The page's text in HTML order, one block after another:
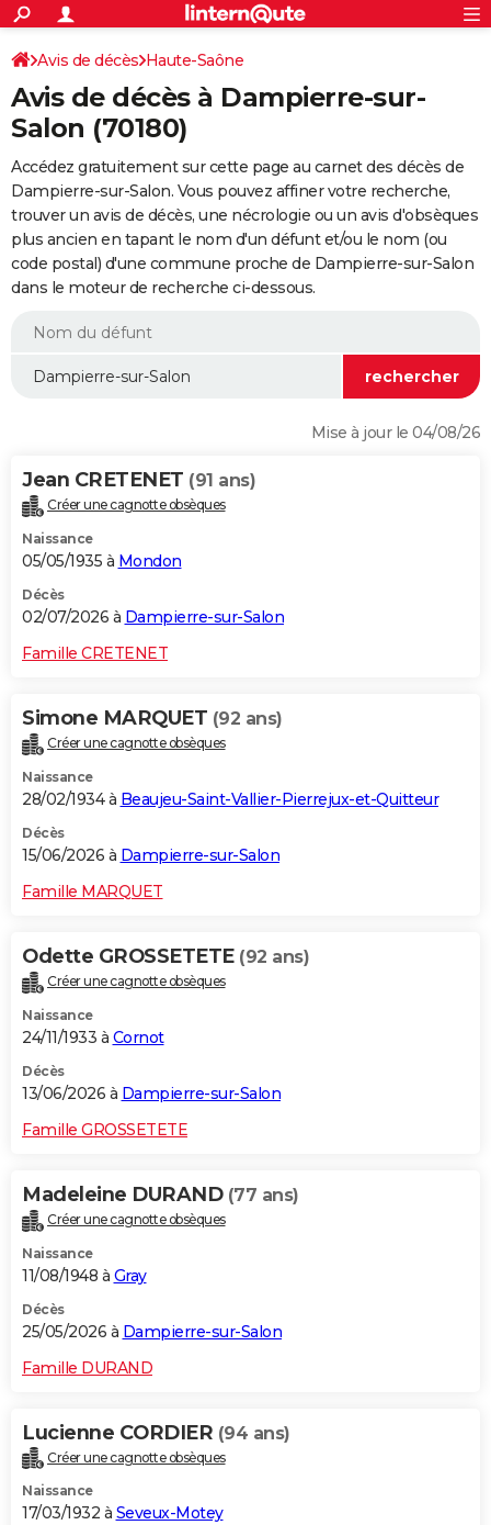
ACTUALITÉS
Politique
Société
Faits Divers
Education
Monde
Villes
+
SPORT
Coupe du monde 2026
Football
Tennis
Cyclisme
Rugby
Forum
CULTURE
FINANCE
Retraite
Impôts
Epargne
Immobilier
Risques naturels par ville
Banque
Assurance
Crédit
AUTO
Essais
Réserver un essai
Citadines
Berlines
SUV
Forum auto
+
HIGH-TECH
Mobiles
Meilleur smartphone
Internet
Ordinateurs
Jeux vidéo
Guide high-tech
+
BRICOLAGE
Forum
Aménagement intérieur
Extérieur
Cuisine
Salle de bains
Jardinage
Rangement
WEEK-END
Guides de France
Escapades
Patrimoine
Expositions
Musées
Week-end nature
LIFESTYLE
Alimentation
Guide de la santé
Maladies
Médicaments
Sommeil
VOYAGE
Destinations
City break
Voyage nature
Voyage de noces
Forum
Climat
+PHOTO
GUIDES D'ACHAT
BONS PLANS
CARTE DE VOEUX
Dictionnaire
Biographies
Citations
Expressions
Proverbes
PROGRAMME TV
COPAINS D'AVANT
S'inscrire
Se connecter
Lycées
Collèges
Primaires
Universités
Entreprises
Service militaire
Avis de recherche
AVIS DE DÉCÈS
S'inscrire
Connexion
Avis de décès Haute-Saône
Avis de décès à Dampierre-sur-
Salon (70180)
Accédez gratuitement sur cette page au carnet des décès de
Dampierre-sur-Salon. Vous pouvez affiner votre recherche,
trouver un avis de décès, une nécrologie ou un avis d'obsèques
plus ancien en tapant le nom d'un défunt et/ou le nom (ou
code postal) d'une commune proche de Dampierre-sur-Salon
dans le moteur de recherche ci-dessous.
Mise à jour le 04/08/26
Jean CRETENET (91 ans)
Créer une cagnotte obsèques
Naissance
05/05/1935 à Mondon
Décès
02/07/2026 à Dampierre-sur-Salon
Famille CRETENET
Simone MARQUET (92 ans)
Créer une cagnotte obsèques
Naissance
28/02/1934 à Beaujeu-Saint-Vallier-Pierrejux-et-Quitteur
Décès
15/06/2026 à Dampierre-sur-Salon
Famille MARQUET
Odette GROSSETETE (92 ans)
Créer une cagnotte obsèques
Naissance
24/11/1933 à Cornot
Décès
13/06/2026 à Dampierre-sur-Salon
Famille GROSSETETE
Madeleine DURAND (77 ans)
Créer une cagnotte obsèques
Naissance
11/08/1948 à Gray
Décès
25/05/2026 à Dampierre-sur-Salon
Famille DURAND
Lucienne CORDIER (94 ans)
Créer une cagnotte obsèques
Naissance
17/03/1932 à Seveux-Motey